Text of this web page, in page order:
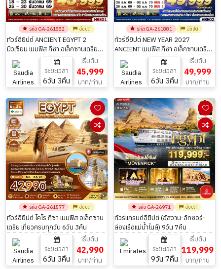
รหัส GA-261882 อียิปต์
ทัวร์อียิปต์ ANCIENT EGYPT 2
มิวเซียม เมมฟิส กีซ่า อเล็กซานเดรีย
ไคโร 6วัน 3คืน
ระยะเวลา
6วัน 3คืน
เริ่มต้น
45,999
บาท/ท่าน
รหัส GA-261881 อียิปต์
ทัวร์อียิปต์ NEW YEAR 2027
ANCIENT เมมฟิส กีซ่า อเล็กซานเดรีย
ไคโร 6วัน 3คืน
ระยะเวลา
6วัน 3คืน
เริ่มต้น
49,999
บาท/ท่าน
รหัส GA-261577 อียิปต์
ทัวร์อียิปต์ ไคโร กีซา เมมฟิส อเล็กซาน
เดรีย เที่ยวครบทุกวัน 6วัน 3คืน
ระยะเวลา
6วัน 3คืน
เริ่มต้น
42,990
บาท/ท่าน
รหัส GA-26971 อียิปต์
ทัวร์แกรนด์อียิปต์ (อัสวาน-ลักซอร์-
ล่องเรือแม่น้ำไนล์) 9วัน 7คืน
ระยะเวลา
9วัน 7คืน
เริ่มต้น
119,999
บาท/ท่าน